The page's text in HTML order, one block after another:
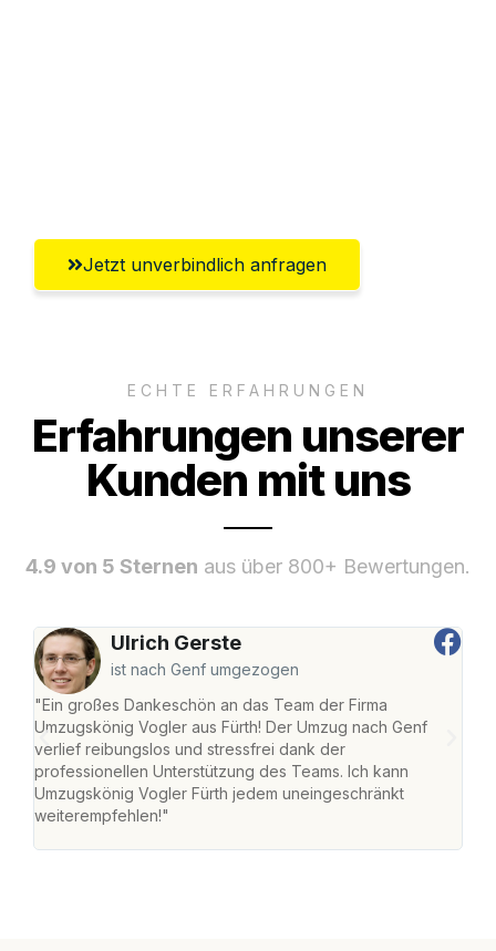
Jetzt unverbindlich anfragen
ECHTE ERFAHRUNGEN
Erfahrungen unserer
Kunden mit uns
4.9 von 5 Sternen aus über 800+ Bewertungen.
Ulrich Gerste
ist nach Genf umgezogen
"Ein großes Dankeschön an das Team der Firma
Umzugskönig Vogler aus Fürth! Der Umzug nach Genf
verlief reibungslos und stressfrei dank der
professionellen Unterstützung des Teams. Ich kann
Umzugskönig Vogler Fürth jedem uneingeschränkt
weiterempfehlen!"